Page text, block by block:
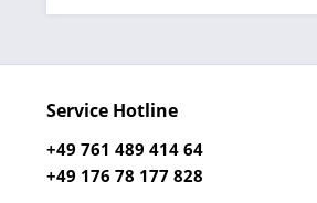
Service Hotline
+49 761 489 414 64
+49 176 78 177 828